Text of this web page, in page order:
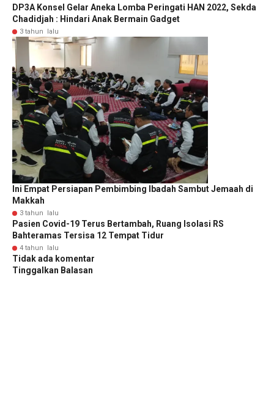
DP3A Konsel Gelar Aneka Lomba Peringati HAN 2022, Sekda
Chadidjah : Hindari Anak Bermain Gadget
3 tahun lalu
Ini Empat Persiapan Pembimbing Ibadah Sambut Jemaah di
Makkah
3 tahun lalu
Pasien Covid-19 Terus Bertambah, Ruang Isolasi RS
Bahteramas Tersisa 12 Tempat Tidur
4 tahun lalu
Tidak ada komentar
Tinggalkan Balasan